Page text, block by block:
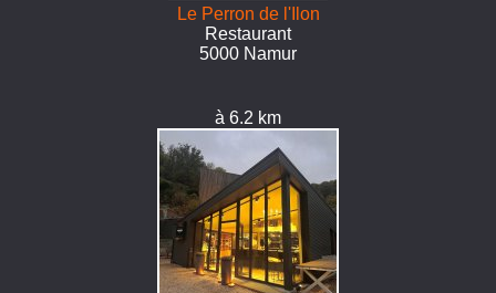
Le Perron de l'Ilon
Restaurant
5000 Namur
à 6.2 km